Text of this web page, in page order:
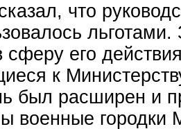
что
сферу его
к
был расширен и
военные городки